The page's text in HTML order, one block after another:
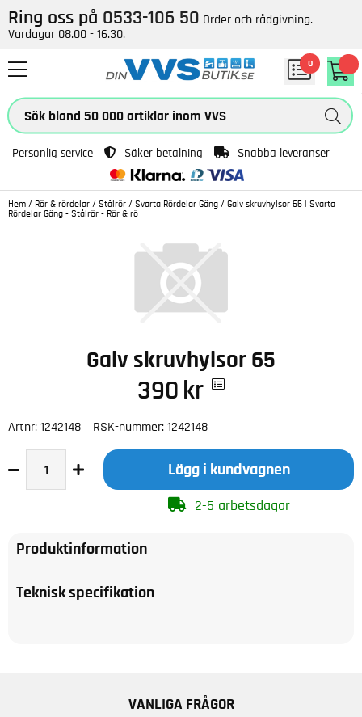
Ring oss på 0533-106 50 Order och rådgivning.
Vardagar 08.00 - 16.30.
0
Personlig service Säker betalning Snabba leveranser
Hem / Rör & rördelar / Stålrör / Svarta Rördelar Gäng / Galv skruvhylsor 65 | Svarta
Rördelar Gäng - Stålrör - Rör & rö
Galv skruvhylsor 65
390 kr
Artnr: 1242148 RSK-nummer: 1242148
Lägg i kundvagnen
2-5 arbetsdagar
Produktinformation
Teknisk specifikation
VANLIGA FRÅGOR